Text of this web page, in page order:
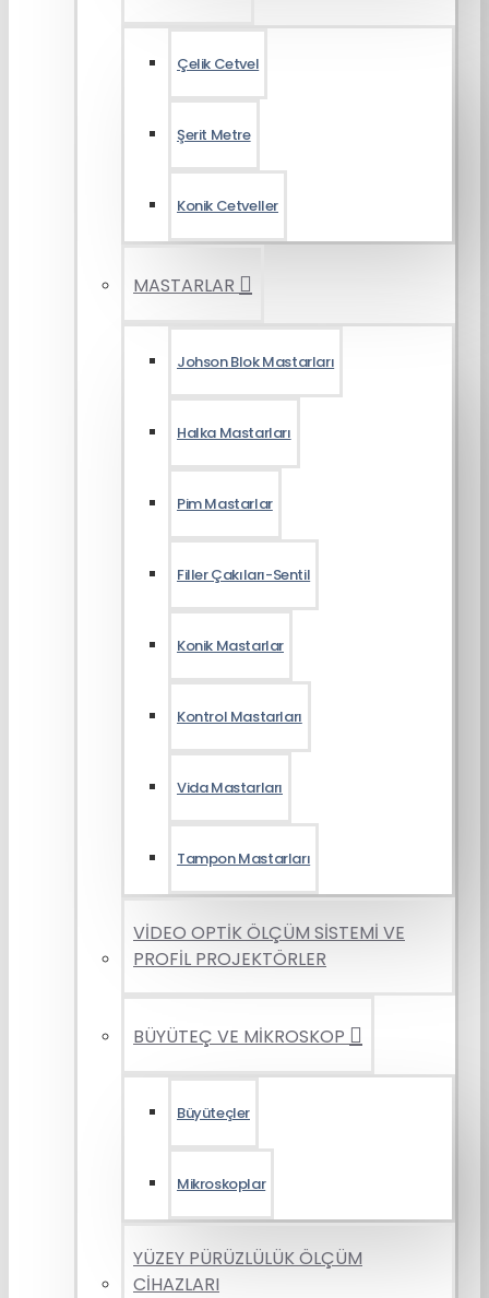
Çelik Cetvel
Şerit Metre
Konik Cetveller
MASTARLAR
Johson Blok Mastarları
Halka Mastarları
Pim Mastarlar
Filler Çakıları-Sentil
Konik Mastarlar
Kontrol Mastarları
Vida Mastarları
Tampon Mastarları
VİDEO OPTİK ÖLÇÜM SİSTEMİ VE
PROFİL PROJEKTÖRLER
BÜYÜTEÇ VE MİKROSKOP
Büyüteçler
Mikroskoplar
YÜZEY PÜRÜZLÜLÜK ÖLÇÜM
CİHAZLARI